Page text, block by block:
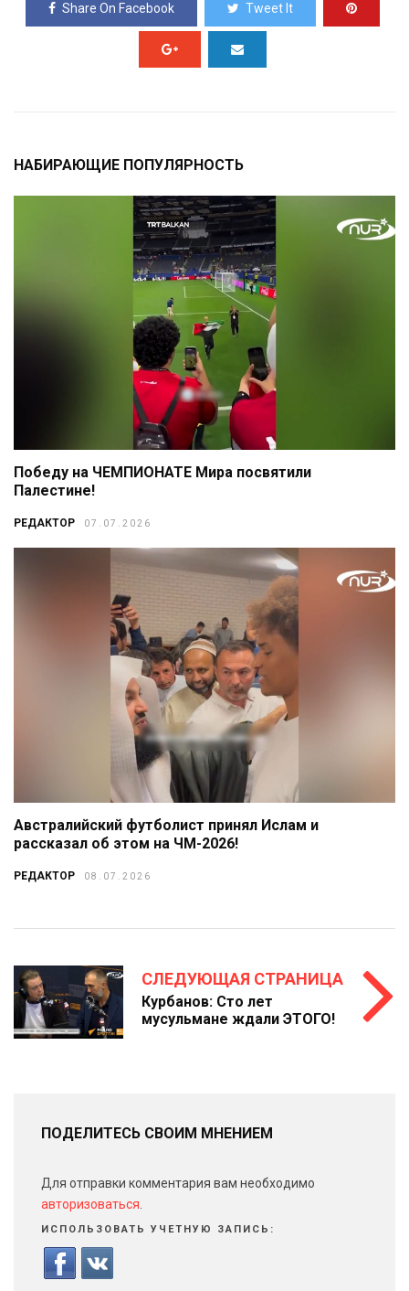
Share On Facebook Tweet It
НАБИРАЮЩИЕ ПОПУЛЯРНОСТЬ
Победу на ЧЕМПИОНАТЕ Мира посвятили
Палестине!
РЕДАКТОР 07.07.2026
Австралийский футболист принял Ислам и
рассказал об этом на ЧМ-2026!
РЕДАКТОР 08.07.2026
СЛЕДУЮЩАЯ СТРАНИЦА
Курбанов: Сто лет
мусульмане ждали ЭТОГО!
ПОДЕЛИТЕСЬ СВОИМ МНЕНИЕМ
Для отправки комментария вам необходимо
авторизоваться
ИСПОЛЬЗОВАТЬ УЧЕТНУЮ ЗАПИСЬ: